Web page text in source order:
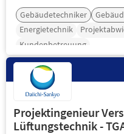
Gebäudetechniker
Energietechnik
Kundenbetreuung
Projektingenieur
Lüftungstechnik -